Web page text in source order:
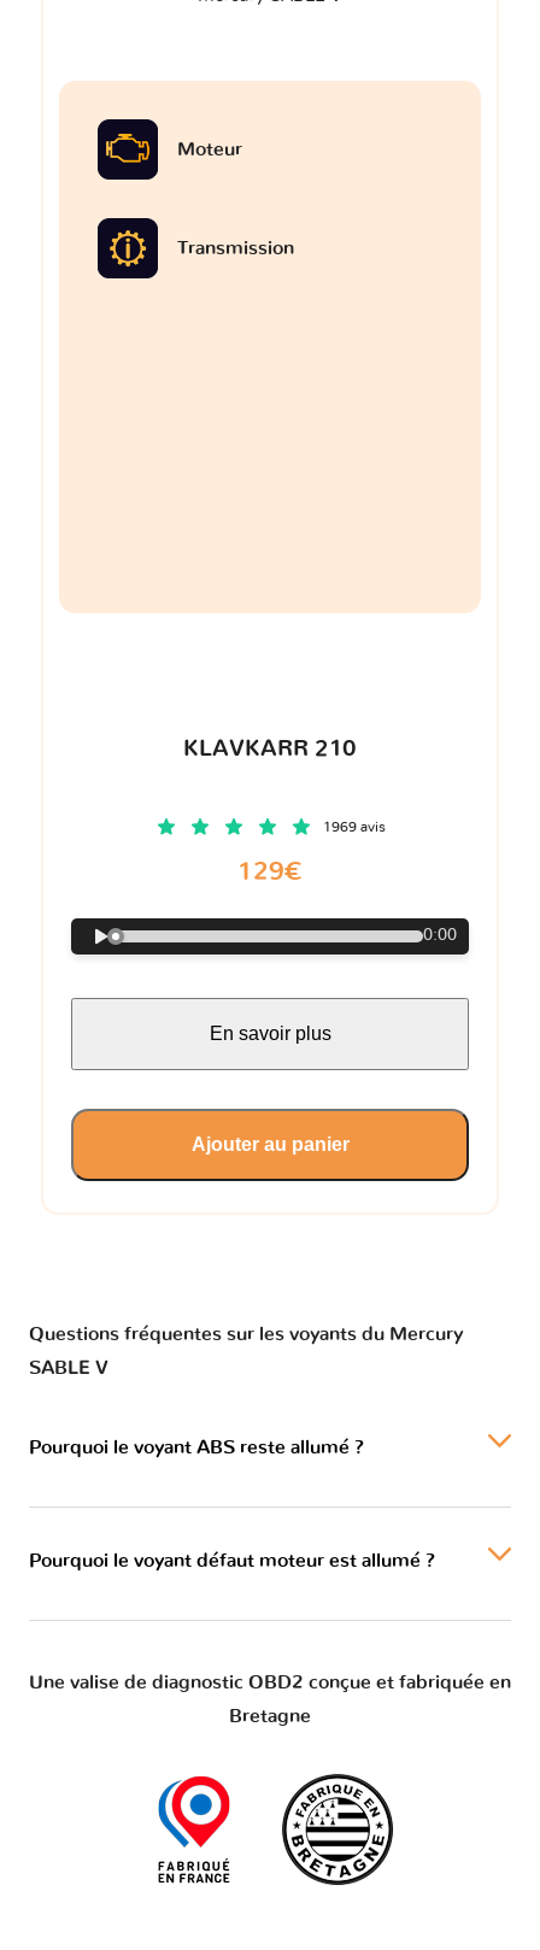
Moteur
Transmission
KLAVKARR 210
1969 avis
129€
0:00
En savoir plus
Ajouter au panier
Questions fréquentes sur les voyants du Mercury
SABLE V
Pourquoi le voyant ABS reste allumé ?
Pourquoi le voyant défaut moteur est allumé ?
Une valise de diagnostic OBD2 conçue et fabriquée en
Bretagne